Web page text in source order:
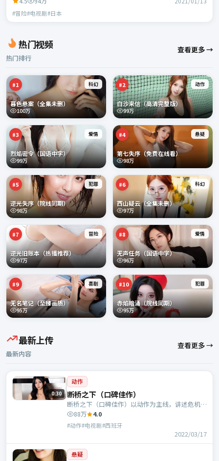
#冒险#电视剧#日本
热门视频
热门排行
查看更多 →
#1 科幻
暮色悬案（全集未删）
100万
#2 动作
白沙来信（高清完整版）
99万
#3 爱情
烈焰密令（国语中字）
99万
#4 悬疑
第七失序（免费在线看）
98万
#5 犯罪
逆光失序（院线同期）
98万
#6 科幻
西山疑云（全集未删）
97万
#7 冒险
逆光旧账本（热播推荐）
97万
#8 爱情
无声任务（国语中字）
96万
#9 喜剧
无名笔记（至臻画质）
95万
#10 犯罪
赤焰暗涌（院线同期）
95万
最新上传
最新内容
查看更多 →
0:30
动作
断桥之下（口碑佳作）
断桥之下（口碑佳作）以动作为主线，讲述危机中
的抉择与人物成长；西班牙班底，陈思诚执导，刘
德华、周迅等主演。
88万 4.0
#动作#电视剧#西班牙
2022/03/17
悬疑